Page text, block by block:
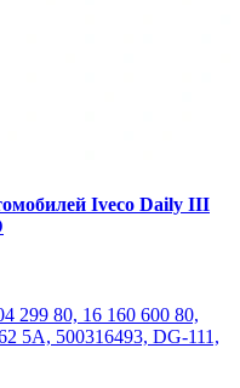
Iveco Daily III
299 80, 16 160 600 80,
5A, 500316493, DG-111,